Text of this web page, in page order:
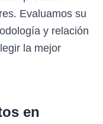
Evaluamos su
y relación
la mejor
en